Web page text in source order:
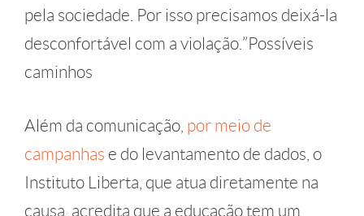
pela sociedade. Por isso precisamos deixá-la
desconfortável com a violação.”Possíveis
caminhos
Além da comunicação, por meio de
campanhas e do levantamento de dados, o
Instituto Liberta, que atua diretamente na
causa, acredita que a educação tem um